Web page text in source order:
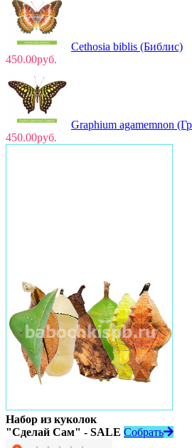
Cethosia biblis (Библис)
450.00руб.
Graphium agamemnon
450.00руб.
Набор из куколок
"Сделай Сам" - SALE Собрать